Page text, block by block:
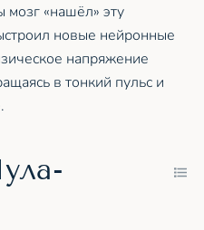
мозг «нашёл» эту
новые нейронные
напряжение
в тонкий пульс и